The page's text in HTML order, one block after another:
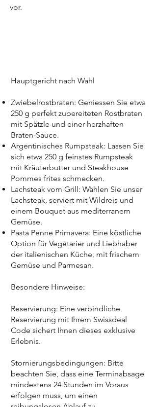
vor.
Hauptgericht nach Wahl
Zwiebelrostbraten: Geniessen Sie etwa
250 g perfekt zubereiteten Rostbraten
mit Spätzle und einer herzhaften
Braten-Sauce.
Argentinisches Rumpsteak: Lassen Sie
sich etwa 250 g feinstes Rumpsteak
mit Kräuterbutter und Steakhouse
Pommes frites schmecken.
Lachsteak vom Grill: Wählen Sie unser
Lachsteak, serviert mit Wildreis und
einem Bouquet aus mediterranem
Gemüse.
Pasta Penne Primavera: Eine köstliche
Option für Vegetarier und Liebhaber
der italienischen Küche, mit frischem
Gemüse und Parmesan.
Besondere Hinweise:
Reservierung: Eine verbindliche
Reservierung mit Ihrem Swissdeal
Code sichert Ihnen dieses exklusive
Erlebnis.
Stornierungsbedingungen: Bitte
beachten Sie, dass eine Terminabsage
mindestens 24 Stunden im Voraus
erfolgen muss, um einen